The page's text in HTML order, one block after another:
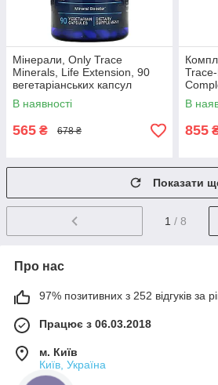
Мінерали, Only Trace
Minerals, Life Extension, 90
вегетаріанських капсул
В наявності
565 ₴ 678 ₴
В
855
Показати
1 / 8
Про нас
97% позитивних з 252 відгуків за
Працює з 06.03.2018
м. Київ
Київ, Україна